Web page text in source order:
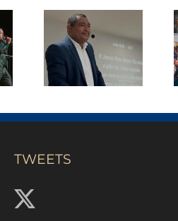
Muniz
recebe visita
de diretores
do SCT
durante
TWEETS